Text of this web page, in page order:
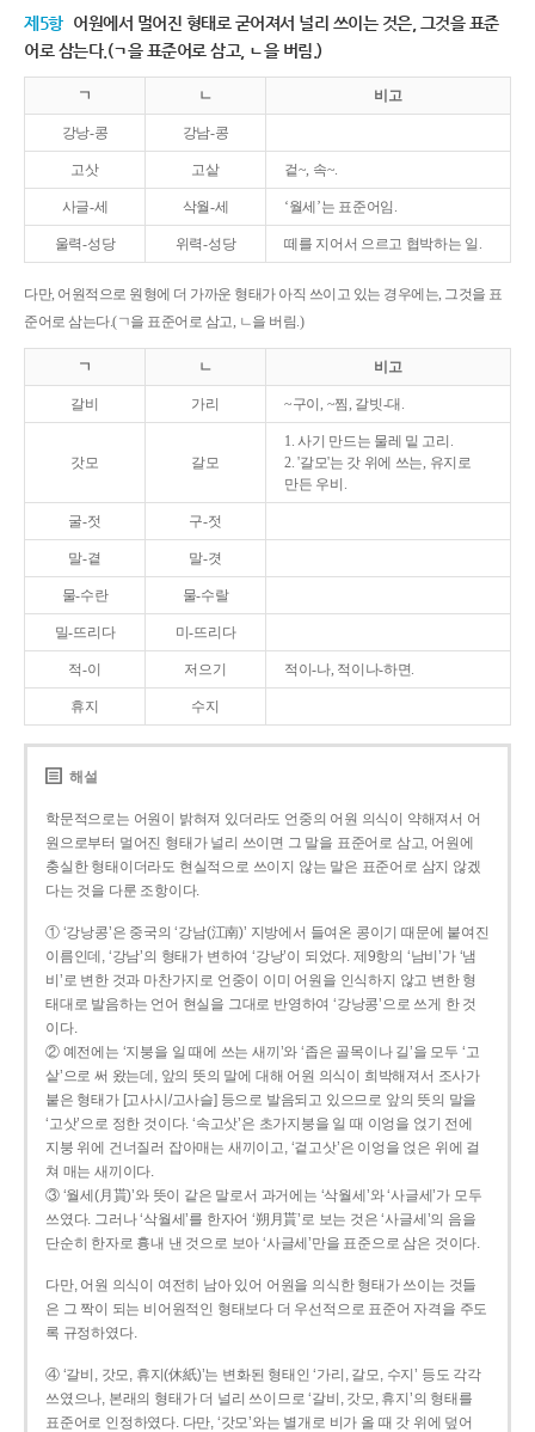
제5항 어원에서 멀어진 형태로 굳어져서 널리 쓰이는 것은, 그것을 표준
어로 삼는다.(ㄱ을 표준어로 삼고, ㄴ을 버림.)
ㄱ ㄴ 비고
강낭-콩 강남-콩
고삿 고샅 겉~, 속~.
사글-세 삭월-세 ‘월세’는 표준어임.
울력-성당 위력-성당 떼를 지어서 으르고 협박하는 일.
다만, 어원적으로 원형에 더 가까운 형태가 아직 쓰이고 있는 경우에는, 그것을 표
준어로 삼는다.(ㄱ을 표준어로 삼고, ㄴ을 버림.)
ㄱ ㄴ 비고
갈비 가리 ~구이, ~찜, 갈빗-대.
갓모 갈모
1. 사기 만드는 물레 밑 고리.
2. '갈모'는 갓 위에 쓰는, 유지로
만든 우비.
굴-젓 구-젓
말-곁 말-겻
물-수란 물-수랄
밀-뜨리다 미-뜨리다
적-이 저으기 적이-나, 적이나-하면.
휴지 수지
해설
학문적으로는 어원이 밝혀져 있더라도 언중의 어원 의식이 약해져서 어
원으로부터 멀어진 형태가 널리 쓰이면 그 말을 표준어로 삼고, 어원에
충실한 형태이더라도 현실적으로 쓰이지 않는 말은 표준어로 삼지 않겠
다는 것을 다룬 조항이다.
① ‘강낭콩’은 중국의 ‘강남(江南)’ 지방에서 들여온 콩이기 때문에 붙여진
이름인데, ‘강남’의 형태가 변하여 ‘강낭’이 되었다. 제9항의 ‘남비’가 ‘냄
비’로 변한 것과 마찬가지로 언중이 이미 어원을 인식하지 않고 변한 형
태대로 발음하는 언어 현실을 그대로 반영하여 ‘강낭콩’으로 쓰게 한 것
이다.
② 예전에는 ‘지붕을 일 때에 쓰는 새끼’와 ‘좁은 골목이나 길’을 모두 ‘고
샅’으로 써 왔는데, 앞의 뜻의 말에 대해 어원 의식이 희박해져서 조사가
붙은 형태가 [고사시/고사슬] 등으로 발음되고 있으므로 앞의 뜻의 말을
‘고삿’으로 정한 것이다. ‘속고삿’은 초가지붕을 일 때 이엉을 얹기 전에
지붕 위에 건너질러 잡아매는 새끼이고, ‘겉고삿’은 이엉을 얹은 위에 걸
쳐 매는 새끼이다.
③ ‘월세(月貰)’와 뜻이 같은 말로서 과거에는 ‘삭월세’와 ‘사글세’가 모두
쓰였다. 그러나 ‘삭월세’를 한자어 ‘朔月貰’로 보는 것은 ‘사글세’의 음을
단순히 한자로 흉내 낸 것으로 보아 ‘사글세’만을 표준으로 삼은 것이다.
다만, 어원 의식이 여전히 남아 있어 어원을 의식한 형태가 쓰이는 것들
은 그 짝이 되는 비어원적인 형태보다 더 우선적으로 표준어 자격을 주도
록 규정하였다.
④ ‘갈비, 갓모, 휴지(休紙)’는 변화된 형태인 ‘가리, 갈모, 수지’ 등도 각각
쓰였으나, 본래의 형태가 더 널리 쓰이므로 ‘갈비, 갓모, 휴지’의 형태를
표준어로 인정하였다. 다만, ‘갓모’와는 별개로 비가 올 때 갓 위에 덮어